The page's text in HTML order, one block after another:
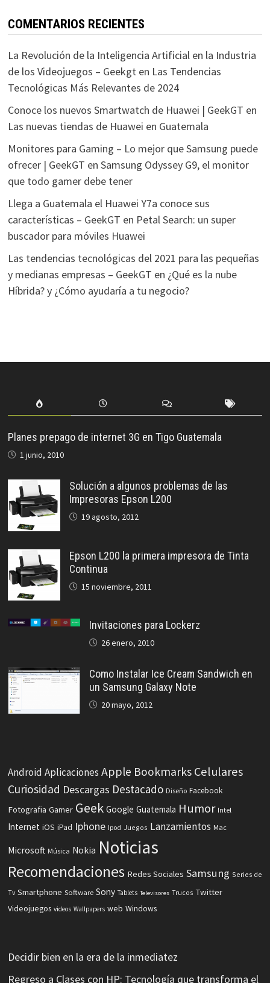
COMENTARIOS RECIENTES
La Revolución de la Inteligencia Artificial en la Industria
de los Videojuegos – Geekgten Las Tendencias
Tecnológicas Más Relevantes de 2024
Conoce los nuevos Smartwatch de Huawei | GeekGT en
Las nuevas tiendas de Huawei en Guatemala
Monitores para Gaming – Lo mejor que Samsung puede
ofrecer | GeekGT en Samsung Odyssey G9, el monitor
que todo gamer debe tener
Llega a Guatemala el Huawei Y7a conoce sus
características – GeekGT en Petal Search: un super
buscador para móviles Huawei
Las tendencias tecnológicas del 2021 para las pequeñas
y medianas empresas – GeekGT en ¿Qué es la nube
Híbrida? y ¿Cómo ayudaría a tu negocio?
Planes prepago de internet 3G en Tigo Guatemala
1 junio, 2010
Solución a algunos problemas de las
Impresoras Epson L200
19 agosto, 2012
Epson L200 la primera impresora de Tinta
Continua
15 noviembre, 2011
Invitaciones para Lockerz
26 enero, 2010
Como Instalar Ice Cream Sandwich en
un Samsung Galaxy Note
20 mayo, 2012
Android Aplicaciones Apple Bookmarks Celulares
Curiosidad Descargas Destacado Diseño Facebook
Fotografia Gamer Geek Google Guatemala Humor Intel
Internet iOS iPad Iphone Ipod Juegos Lanzamientos Mac
Microsoft Música Nokia Noticias
Recomendaciones Redes Sociales Samsung Series de
Tv Smartphone Software Sony Tablets Televisores Trucos Twitter
Videojuegos videos Wallpapers web Windows
Decidir bien en la era de la inmediatez
Regreso a Clases con HP: Tecnología que transforma el